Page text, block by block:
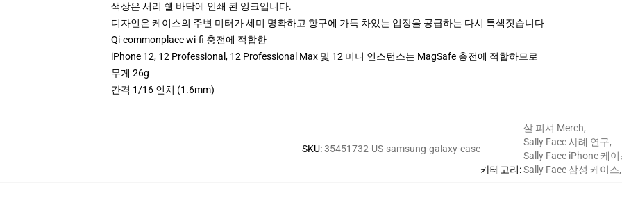
색상은 서리 쉘 바닥에 인쇄 된 잉크입니다.
디자인은 케이스의 주변 미터가 세미 명확하고 항구에 가득 차있는 입장을 공급하는 다시 특색짓습니다
Qi-commonplace wi-fi 충전에 적합한
iPhone 12, 12 Professional, 12 Professional Max 및 12 미니 인스턴스는 MagSafe 충전에 적합하므로
무게 26g
간격 1/16 인치 (1.6mm)
SKU:35451732-US-samsung-galaxy-case
카테고리:
살 피셔 Merch,
Sally Face 사례 연구,
Sally Face iPhone 케이
Sally Face 삼성 케이스,